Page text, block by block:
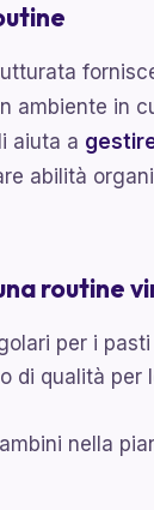
ambiente in
aiuta a
abilità
routine
per i
di qualità per
nella